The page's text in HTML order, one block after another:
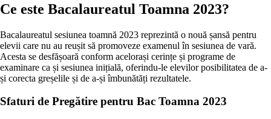
Ce este Bacalaureatul Toamna 2023?
Bacalaureatul sesiunea toamnă 2023 reprezintă o nouă șansă pentru
elevii care nu au reușit să promoveze examenul în sesiunea de vară.
Acesta se desfășoară conform acelorași cerințe și programe de
examinare ca și sesiunea inițială, oferindu-le elevilor posibilitatea de a-
și corecta greșelile și de a-și îmbunătăți rezultatele.
Sfaturi de Pregătire pentru Bac Toamna 2023